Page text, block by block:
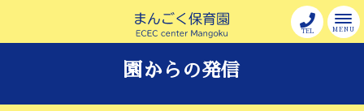
MENU
TEL
園からの発信